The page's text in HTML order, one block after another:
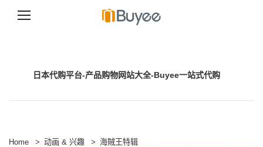
日本代购平台-产品购物网站大全-Buyee一站式代购
Home > 动画 & 兴趣 > 海賊王特辑